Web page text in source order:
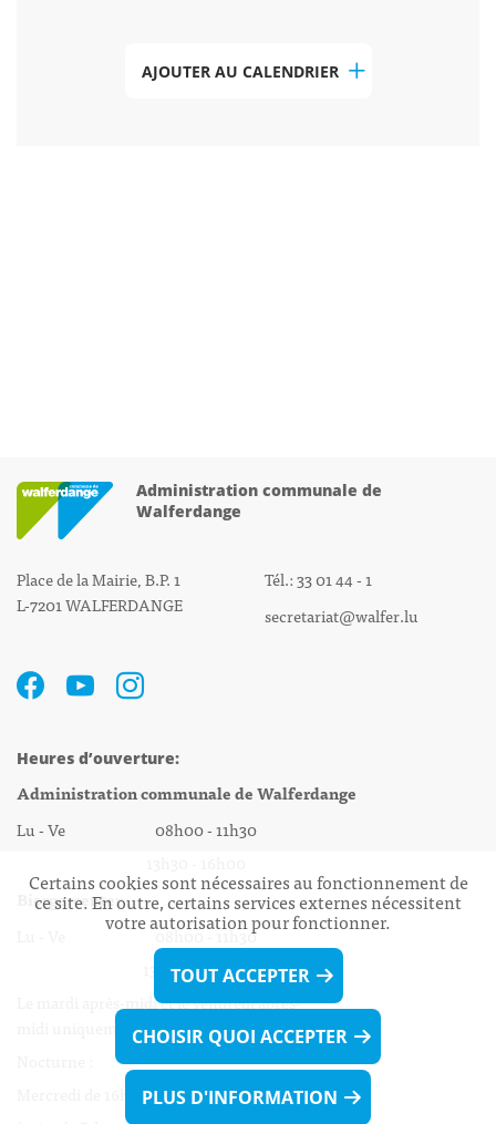
AJOUTER AU CALENDRIER
Administration communale de
Walferdange
Place de la Mairie, B.P. 1
L-7201 WALFERDANGE
Tél.: 33 01 44 - 1
secretariat@walfer.lu
Heures d’ouverture:
Administration communale de Walferdange
Lu - Ve 08h00 - 11h30
Biergercenter
Lu - Ve 08h00 - 11h30
13h30 - 16h00
Le mardi après-midi et le vendredi après-
midi uniquement sur Rdv.
Mercredi de 16h00 - 18h45 uniquement sur Rdv
Certains cookies sont nécessaires au fonctionnement de
ce site. En outre, certains services externes nécessitent
votre autorisation pour fonctionner.
TOUT ACCEPTER
CHOISIR QUOI ACCEPTER
PLUS D'INFORMATION